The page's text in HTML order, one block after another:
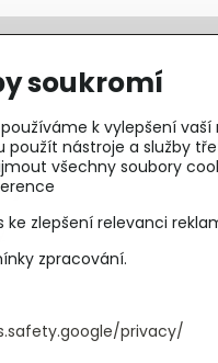
soukromí
k vylepšení
použít nástroje a služby
všechny soubory
ke zlepšení relevanci
zpracování.
privacy/